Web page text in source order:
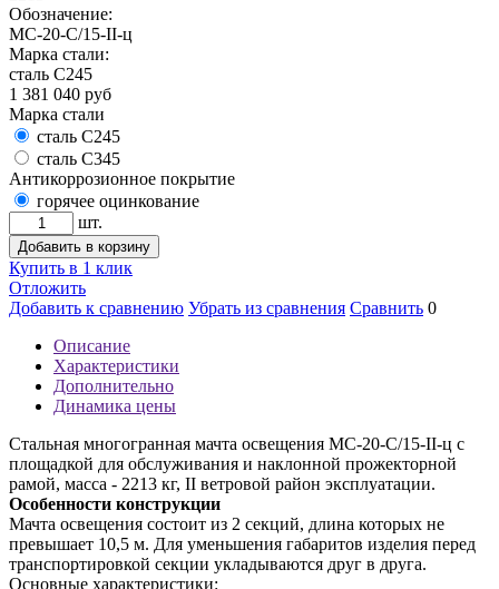
Обозначение:
МС-20-С/15-II-ц
Марка стали:
сталь С245
1 381 040 руб
Марка стали
сталь С245
сталь С345
Антикоррозионное покрытие
горячее оцинкование
шт.
Добавить в корзину
Купить в 1 клик
Отложить
Добавить к сравнению Убрать из сравнения Сравнить 0
Описание
Характеристики
Дополнительно
Динамика цены
Стальная многогранная мачта освещения МС-20-С/15-II-ц с
площадкой для обслуживания и наклонной прожекторной
рамой, масса - 2213 кг, II ветровой район эксплуатации.
Особенности конструкции
Мачта освещения состоит из 2 секций, длина которых не
превышает 10,5 м. Для уменьшения габаритов изделия перед
транспортировкой секции укладываются друг в друга.
Основные характеристики: